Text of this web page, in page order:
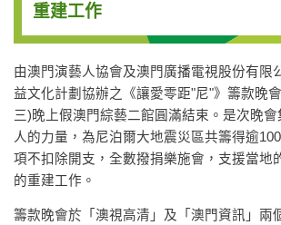
重建工作
由澳門演藝人協會及澳門廣播電視股份有限
益文化計劃協辦之《讓愛零距"尼"》籌款晚
三)晚上假澳門綜藝二館圓滿結束。是次晚
人的力量，為尼泊爾大地震災區共籌得逾
項不扣除開支，全數撥捐樂施會，支援當地
的重建工作。
籌款晚會於「澳視高清」及「澳門資訊」兩